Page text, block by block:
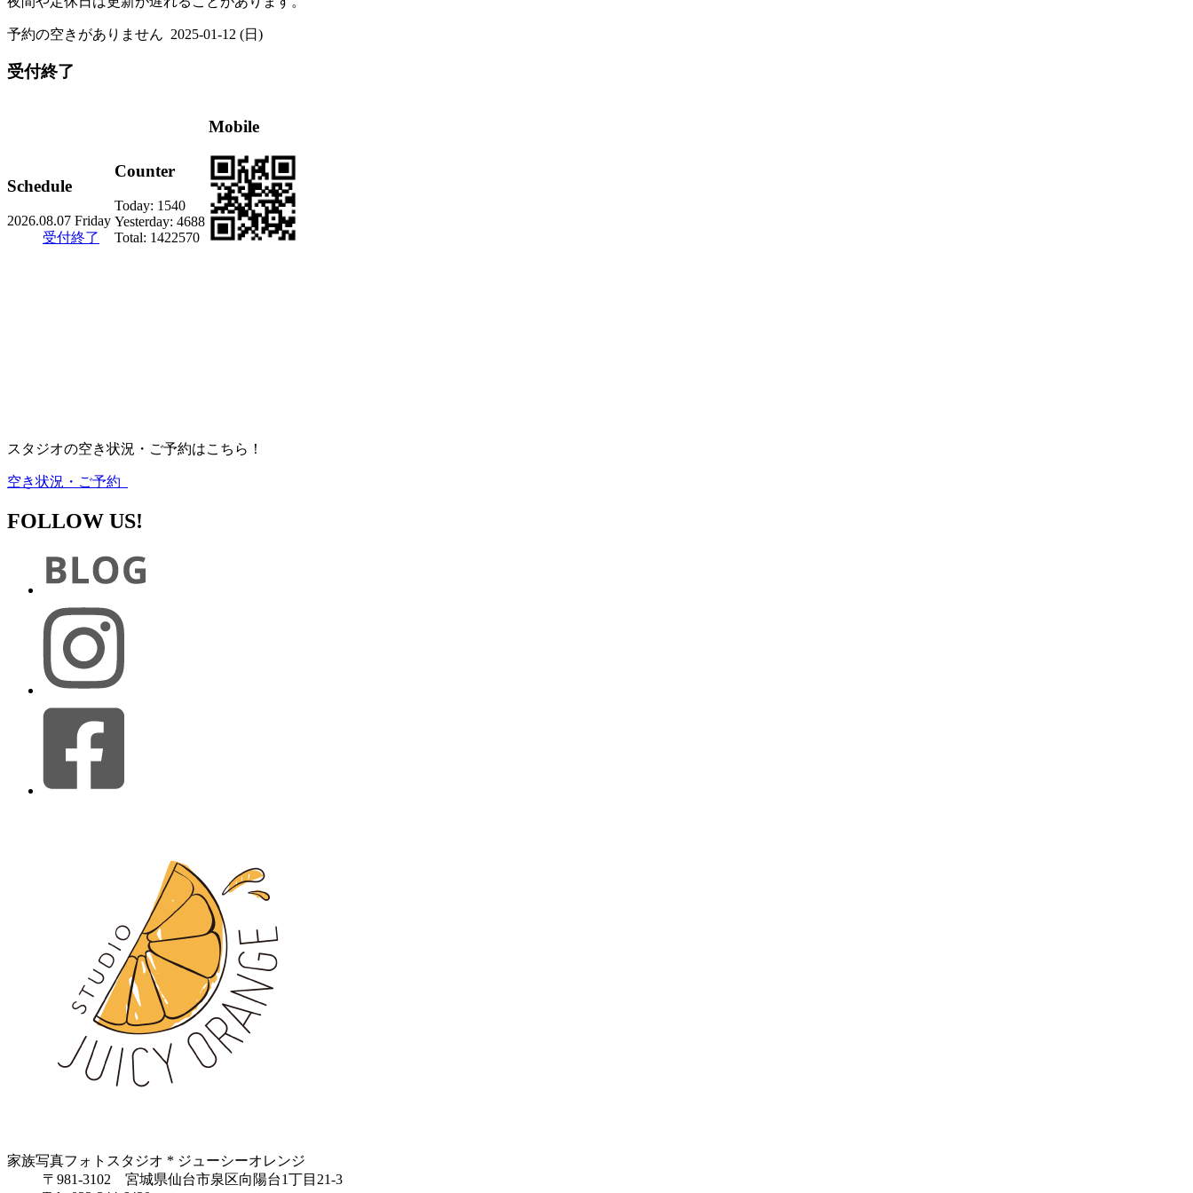
予約の空きがありません 2025-01-12 (日)
受付終了
Schedule
2026.08.07 Friday
受付終了
Counter
Today: 1540
Yesterday: 4688
Total: 1422570
Mobile
スタジオの空き状況・ご予約はこちら！
空き状況・ご予約
FOLLOW US!
家族写真フォトスタジオ * ジューシーオレンジ
〒981-3102 宮城県仙台市泉区向陽台1丁目21-3